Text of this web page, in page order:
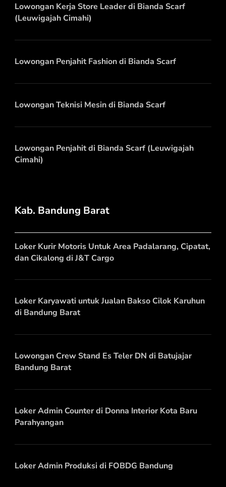
Lowongan Kerja Store Leader di Bianda Scarf
(Leuwigajah Cimahi)
Lowongan Penjahit Fashion di Bianda Scarf
Lowongan Teknisi Mesin di Bianda Scarf
Lowongan Penjahit di Bianda Scarf (Leuwigajah
Cimahi)
Kab. Bandung Barat
Loker Kurir Motoris Untuk Area Padalarang, Cipatat,
dan Cikalong di J&T Cargo
Loker Karyawati untuk Jualan Bakso Cilok Karuhun
di Bandung Barat
Lowongan Crew Stand Es Teler DN di Batujajar
Bandung Barat
Loker Admin Counter di Donna Interior Kota Baru
Parahyangan
Loker Admin Produksi di FOBDG Bandung